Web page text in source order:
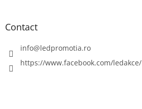
Contact
info@ledpromotia.ro
https://www.facebook.com/ledakce/